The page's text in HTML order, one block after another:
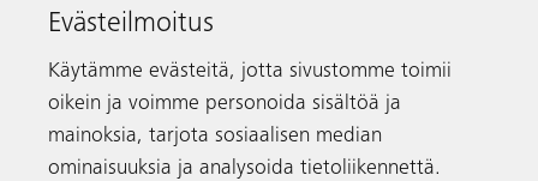
schindler.fi@schindler.com
Hissien vikailmoitukset:0203 20500
Evästeilmoitus
Käytämme evästeitä, jotta sivustomme toimii
oikein ja voimme personoida sisältöä ja
mainoksia, tarjota sosiaalisen median
ominaisuuksia ja analysoida tietoliikennettä.